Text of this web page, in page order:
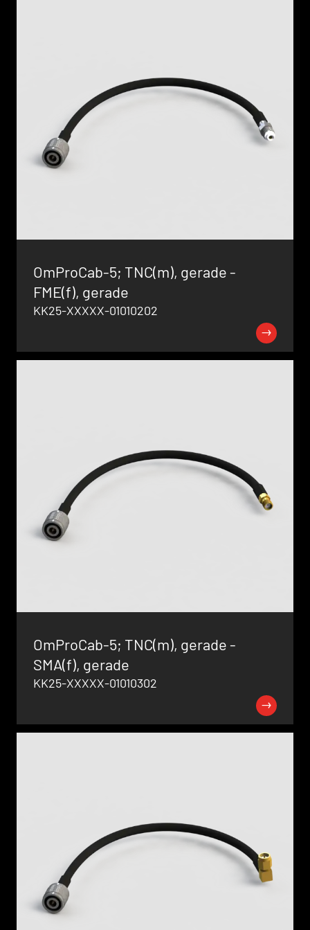
OmProCab-5; TNC(m), gerade -
FME(f), gerade
KK25-XXXXX-01010202
OmProCab-5; TNC(m), gerade -
SMA(f), gerade
KK25-XXXXX-01010302